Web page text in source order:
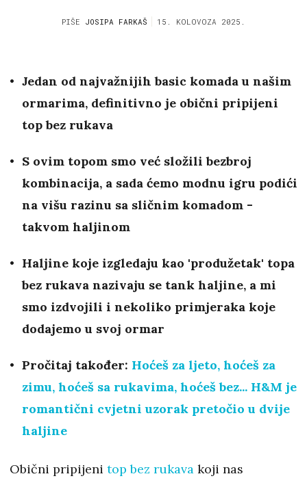
PIŠE JOSIPA FARKAŠ 15. KOLOVOZA 2025.
Jedan od najvažnijih basic komada u našim
ormarima, definitivno je obični pripijeni
top bez rukava
S ovim topom smo već složili bezbroj
kombinacija, a sada ćemo modnu igru podići
na višu razinu sa sličnim komadom -
takvom haljinom
Haljine koje izgledaju kao 'produžetak' topa
bez rukava nazivaju se tank haljine, a mi
smo izdvojili i nekoliko primjeraka koje
dodajemo u svoj ormar
Pročitaj također: Hoćeš za ljeto, hoćeš za
zimu, hoćeš sa rukavima, hoćeš bez... H&M je
romantični cvjetni uzorak pretočio u dvije
haljine
Obični pripijeni top bez rukava koji nas